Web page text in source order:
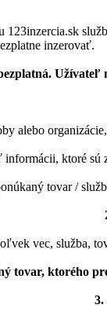
123inzercia.sk
inzerovať.
alebo
informácii, ktoré
tovar /
vec, služba,
tovar, ktorého